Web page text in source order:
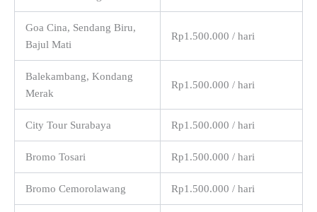
Goa Cina, Sendang Biru,
Bajul Mati
Rp1.500.000 / hari
Balekambang, Kondang
Merak
Rp1.500.000 / hari
City Tour Surabaya Rp1.500.000 / hari
Bromo Tosari Rp1.500.000 / hari
Bromo Cemorolawang Rp1.500.000 / hari